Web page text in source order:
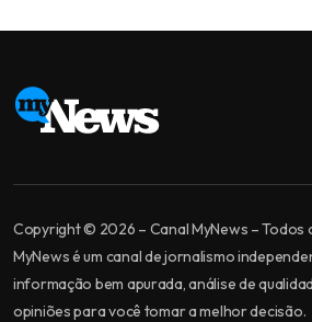
Copyright © 2026 – Canal MyNews –
MyNews é um canal de jornalismo
informação bem apurada, análise de
opiniões para você tomar a melhor decisão.